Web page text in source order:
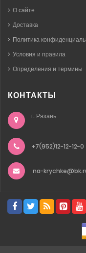
О сайте
Доставка
Политика
Условия и правила
Определения и термины
КОНТАКТЫ
г. Рязань
+7(952)12-12-12-0
na-